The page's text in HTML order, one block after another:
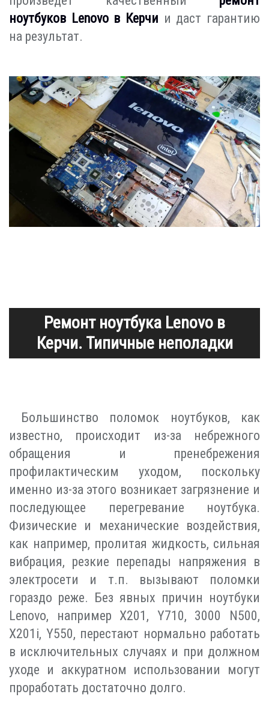
ноутбуков Lenovo в Керчи и даст гарантию
на результат.
Ремонт ноутбука Lenovo в
Керчи. Типичные неполадки
Большинство поломок ноутбуков, как
известно, происходит из-за небрежного
обращения и пренебрежения
профилактическим уходом, поскольку
именно из-за этого возникает загрязнение и
последующее перегревание ноутбука.
Физические и механические воздействия,
как например, пролитая жидкость, сильная
вибрация, резкие перепады напряжения в
электросети и т.п. вызывают поломки
гораздо реже. Без явных причин ноутбуки
Lenovo, например X201, Y710, 3000 N500,
X201i, Y550, перестают нормально работать
в исключительных случаях и при должном
уходе и аккуратном использовании могут
проработать достаточно долго.